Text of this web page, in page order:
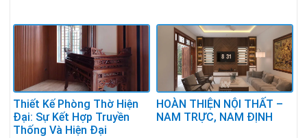
Thiết Kế Phòng Thờ Hiện
Đại: Sự Kết Hợp Truyền
Thống Và Hiện Đại
HOÀN THIỆN NỘI THẤT –
NAM TRỰC, NAM ĐỊNH